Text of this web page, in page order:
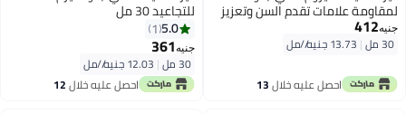
لمقاومة علامات تقدم السن وتعزيز
نضارة وإشراق البشرة - 30 مل
جنيه412
30 مل |
احصل عليه خلال13
اغسطس
للتجاعيد 30 مل
5.0
1
جنيه361
30 مل |
احصل عليه خلال12
اغسطس